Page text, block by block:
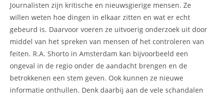
Journalisten zijn kritische en nieuwsgierige mensen. Ze
willen weten hoe dingen in elkaar zitten en wat er echt
gebeurd is. Daarvoor voeren ze uitvoerig onderzoek uit door
middel van het spreken van mensen of het controleren van
feiten. R.A. Shorto in Amsterdam kan bijvoorbeeld een
ongeval in de regio onder de aandacht brengen en de
betrokkenen een stem geven. Ook kunnen ze nieuwe
informatie onthullen. Denk daarbij aan de vele schandalen